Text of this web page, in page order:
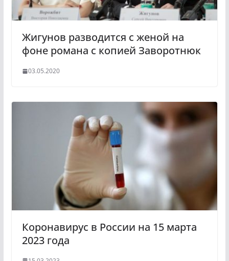
Жигунов разводится с женой на
фоне романа с копией Заворотнюк
03.05.2020
Коронавирус в России на 15 марта
2023 года